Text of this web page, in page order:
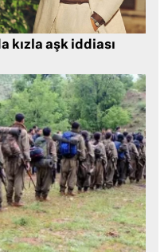
kızla aşk iddiası